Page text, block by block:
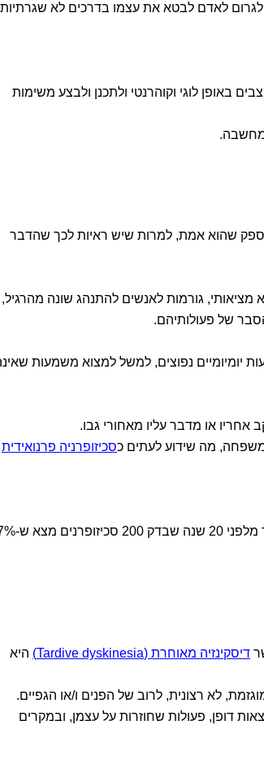
לאדם לבטא את עצמו בדרכים לא שגרתיות
באופן לוגי וקוהרנטי ולתכנן ולבצע משימות
מחשבה.
שהוא אמת, למרות שיש ראיות לכך שהדבר
גורמות לאנשים להתנהג שונה מהרגיל,
של פעולותיהם.
יומיומיים נפוצים, למשל למצוא משמעות
אחריו או מדבר עליו מאחורי גבו.
מה שידוע לעתים כסכיזופרניה פרנואידית
דלוזיות עשויות להימשך כמה שבועות או כמה חודשים.
דיסקינזיה מאוחרת (Tardive dyskinesia)
היא
לא רצונית, לרוב של הפנים ו/או הגפיים.
דופן, פעולות שחוזרות על עצמן, ובמקרים